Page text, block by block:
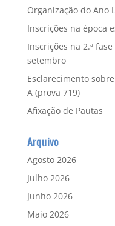
Organização do Ano
Inscrições na época
Inscrições na 2.ª
setembro
Esclarecimento
A (prova 719)
Afixação de Pautas
Arquivo
Agosto 2026
Julho 2026
Junho 2026
Maio 2026